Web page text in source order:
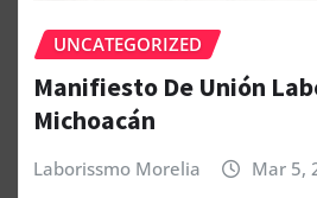
UNCATEGORIZED
Manifiesto De Unión
Michoacán
Laborissmo Morelia Mar 5,